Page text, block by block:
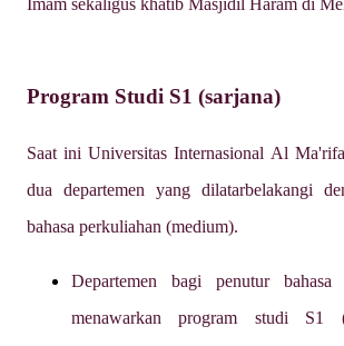
Imam sekaligus khatib Masjidil Haram di
Program Studi S1 (sarjana)
Saat ini Universitas Internasional Al
dua departemen yang dilatarbelakangi
bahasa perkuliahan (medium).
Departemen bagi penutur
menawarkan program studi S1